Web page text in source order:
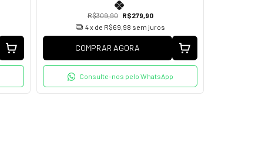
R$309,90
R$279,90
4x de R$69,98 sem juros
COMPRAR AGORA
Consulte-nos pelo WhatsApp